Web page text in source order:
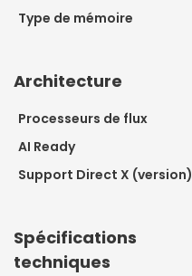
Type de mémoire
Architecture
Processeurs de flux
AI Ready
Support Direct X (version)
Spécifications
techniques